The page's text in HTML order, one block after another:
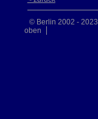
© Berlin 2002 - 2023
oben